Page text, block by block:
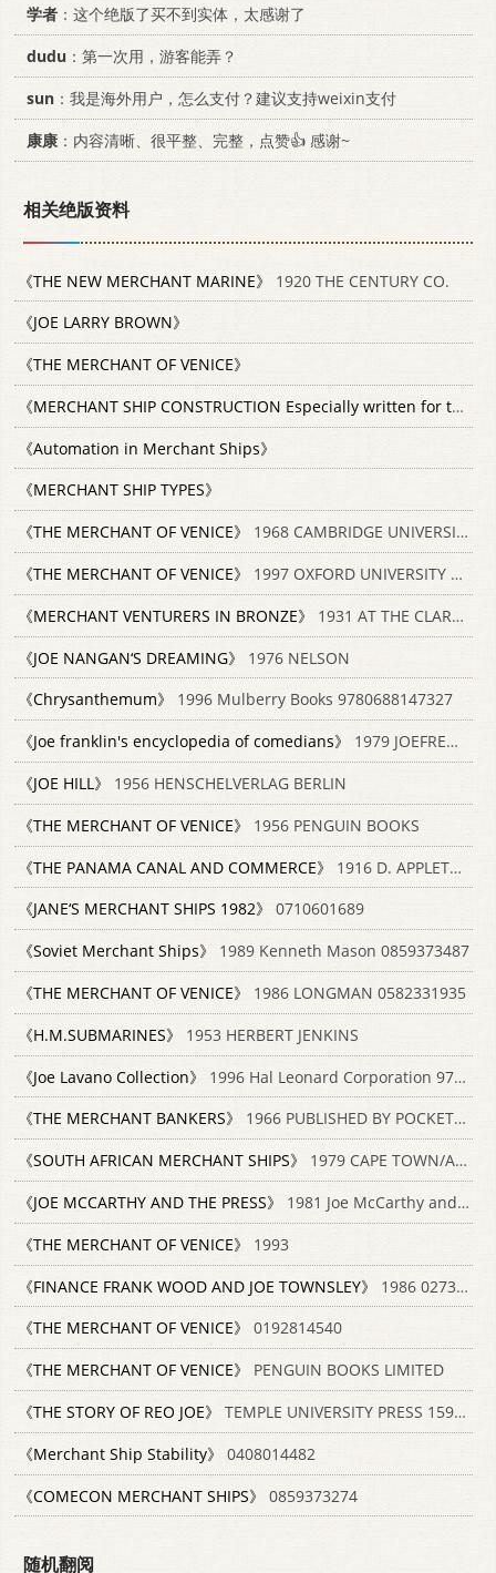
学者 ：这个绝版了买不到实体，太感谢了
dudu ：第一次用，游客能弄？
sun ：我是海外用户，怎么支付？建议支持weixin支付
康康 ：内容清晰、很平整、完整，点赞👍 感谢~
相关绝版资料
《THE NEW MERCHANT MARINE》
1920 THE CENTURY CO.
《JOE LARRY BROWN》
《THE MERCHANT OF VENICE》
《MERCHANT SHIP CONSTRUCTION Especially written for the Merchant Navy》
《Automation in Merchant Ships》
《MERCHANT SHIP TYPES》
《THE MERCHANT OF VENICE》
1968 CAMBRIDGE UNIVERSITY PRESS
《THE MERCHANT OF VENICE》
1997 OXFORD UNIVERSITY PRESS
《MERCHANT VENTURERS IN BRONZE》
1931 AT THE CLARENDON PRESS
《JOE NANGAN‘S DREAMING》
1976 NELSON
《Chrysanthemum》
1996 Mulberry Books 9780688147327
《Joe franklin's encyclopedia of comedians》
1979 JOEFREN 806505664
《JOE HILL》
1956 HENSCHELVERLAG BERLIN
《THE MERCHANT OF VENICE》
1956 PENGUIN BOOKS
《THE PANAMA CANAL AND COMMERCE》
1916 D. APPLETON AND COMPANY
《JANE‘S MERCHANT SHIPS 1982》
0710601689
《Soviet Merchant Ships》
1989 Kenneth Mason 0859373487
《THE MERCHANT OF VENICE》
1986 LONGMAN 0582331935
《H.M.SUBMARINES》
1953 HERBERT JENKINS
《Joe Lavano Collection》
1996 Hal Leonard Corporation 9780793551606;0793551609
《THE MERCHANT BANKERS》
1966 PUBLISHED BY POCKET BOOKS
《SOUTH AFRICAN MERCHANT SHIPS》
1979 CAPE TOWN/A.A.BALKEMA/ROTTERDAM 0869611151
《JOE MCCARTHY AND THE PRESS》
1981 Joe McCarthy and the Press 0394712463
《THE MERCHANT OF VENICE》
1993
《FINANCE FRANK WOOD AND JOE TOWNSLEY》
1986 0273025872
《THE MERCHANT OF VENICE》
0192814540
《THE MERCHANT OF VENICE》
PENGUIN BOOKS LIMITED
《THE STORY OF REO JOE》
TEMPLE UNIVERSITY PRESS 1592132588
《Merchant Ship Stability》
0408014482
《COMECON MERCHANT SHIPS》
0859373274
随机翻阅